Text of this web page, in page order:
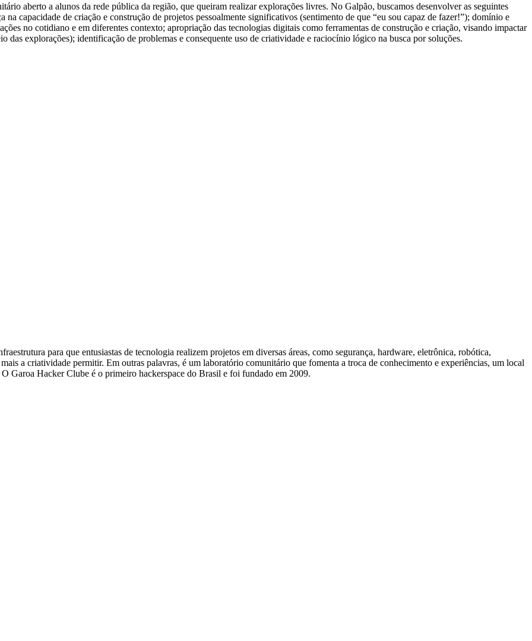
aberto a alunos da rede pública da região, que queiram realizar explorações livres. No Galpão, buscamos desenvolver as seguintes
capacidade de criação e construção de projetos pessoalmente significativos (sentimento de que “eu sou capaz de fazer!”); domínio e
no cotidiano e em diferentes contexto; apropriação das tecnologias digitais como ferramentas de construção e criação, visando impactar
das explorações); identificação de problemas e consequente uso de criatividade e raciocínio lógico na busca por soluções.
para que entusiastas de tecnologia realizem projetos em diversas áreas, como segurança, hardware, eletrônica, robótica,
a criatividade permitir. Em outras palavras, é um laboratório comunitário que fomenta a troca de conhecimento e experiências, um local
Garoa Hacker Clube é o primeiro hackerspace do Brasil e foi fundado em 2009.